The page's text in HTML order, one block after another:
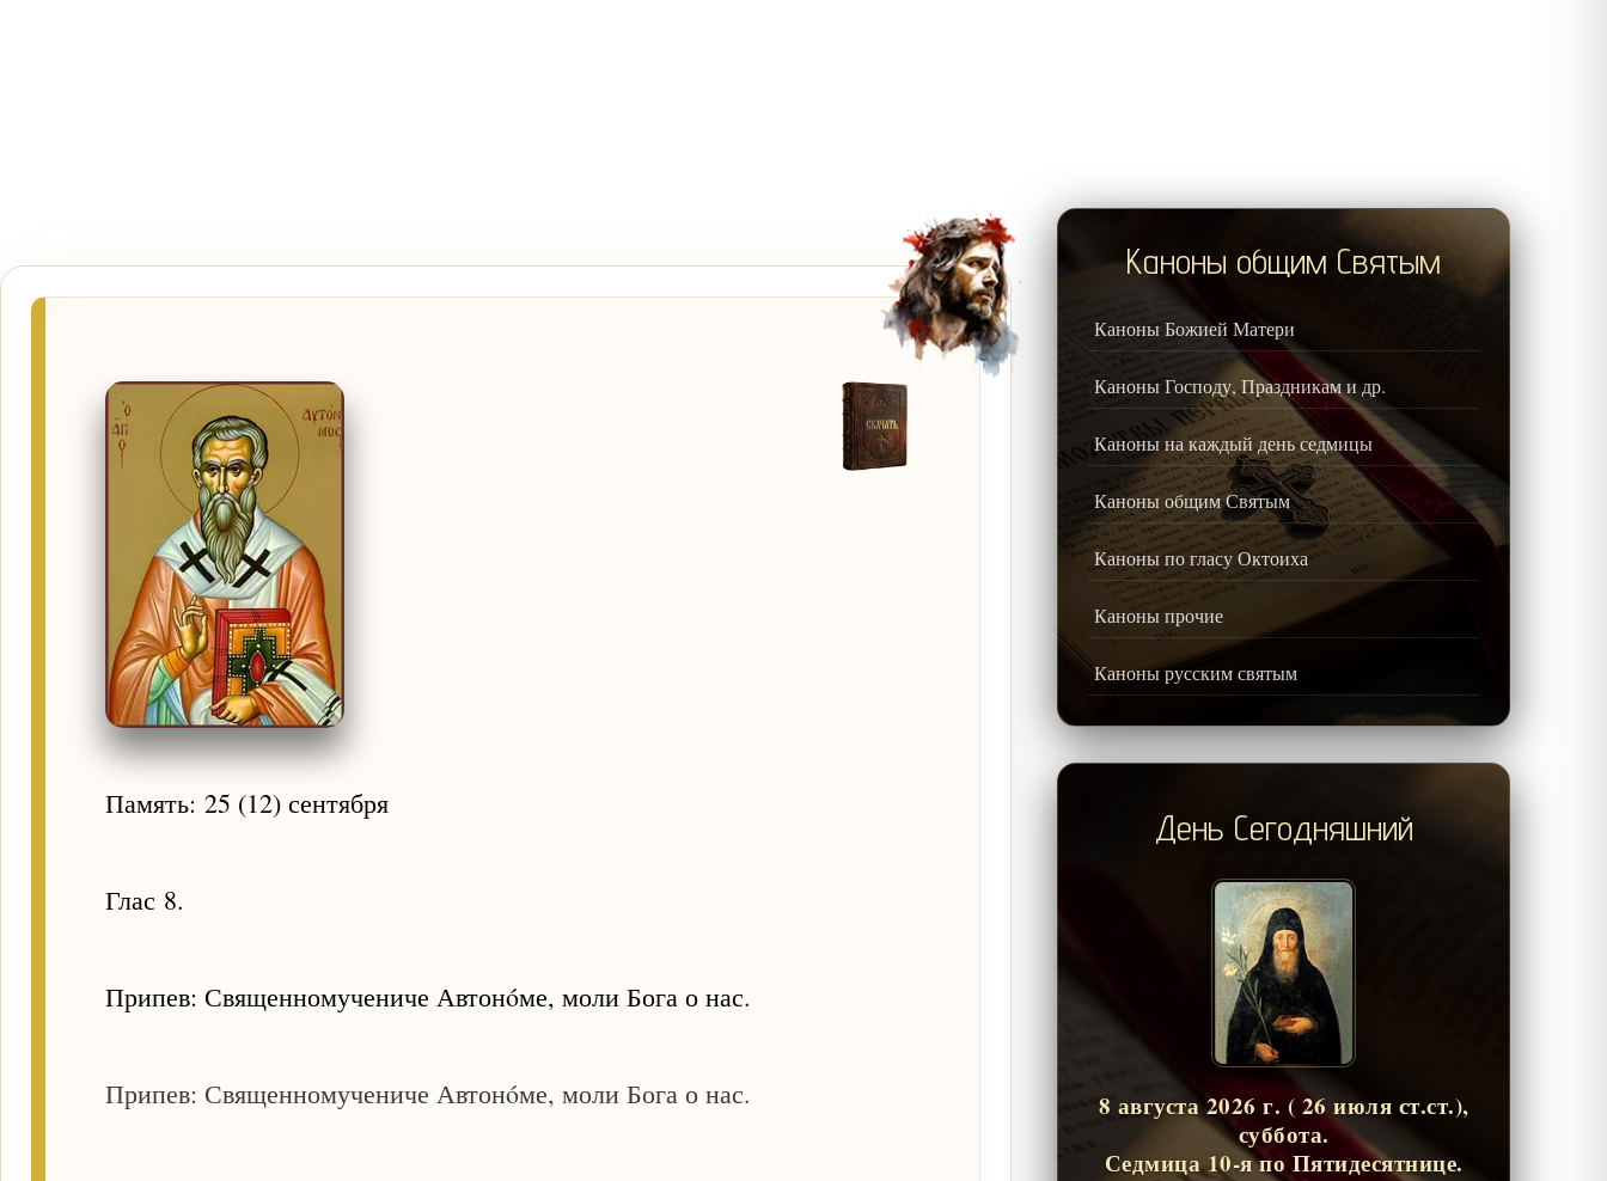
Память: 25 (12) сентября
Глас 8.
Припев: Священномучениче Автонóме, моли Бога о нас.
Припев: Священномучениче Автонóме, моли Бога о нас.
Каноны общим Святым
Каноны Божией Матери
Каноны Господу, Праздникам и др.
Каноны на каждый день седмицы
Каноны общим Святым
Каноны по гласу Октоиха
Каноны прочие
Каноны русским святым
День Сегодняшний
8 августа 2026 г. ( 26 июля ст.ст.),
суббота.
Седмица 10-я по Пятидесятнице.